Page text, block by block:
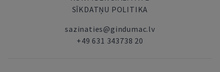
SĪKDATŅU POLITIKA
sazinaties@gindumac.lv
+49 631 343738 20